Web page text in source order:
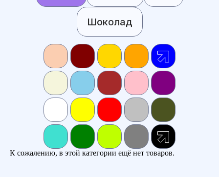
Шоколад
К сожалению, в этой категории ещё нет товаров.